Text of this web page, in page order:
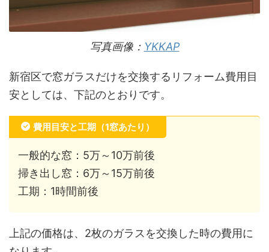
写真画像： YKKAP
新宿区で窓ガラスだけを交換するリフォーム費用目
安としては、下記のとおりです。
費用目安と工期（1窓あたり）
一般的な窓：5万～10万前後
掃き出し窓：6万～15万前後
工期：1時間前後
上記の価格は、2枚のガラスを交換した時の費用に